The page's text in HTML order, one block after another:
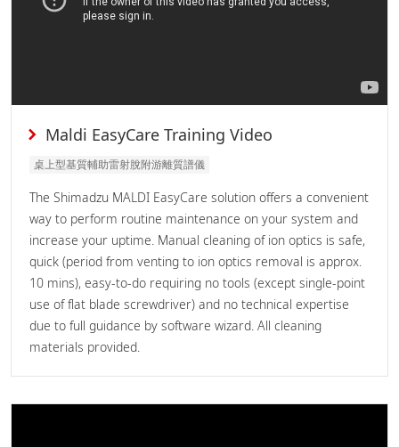
Maldi EasyCare Training Video
桌上型基質輔助雷射脫附游離質譜儀
The Shimadzu MALDI EasyCare solution offers a convenient
way to perform routine maintenance on your system and
increase your uptime. Manual cleaning of ion optics is safe,
quick (period from venting to ion optics removal is approx.
10 mins), easy-to-do requiring no tools (except single-point
use of flat blade screwdriver) and no technical expertise
due to full guidance by software wizard. All cleaning
materials provided.